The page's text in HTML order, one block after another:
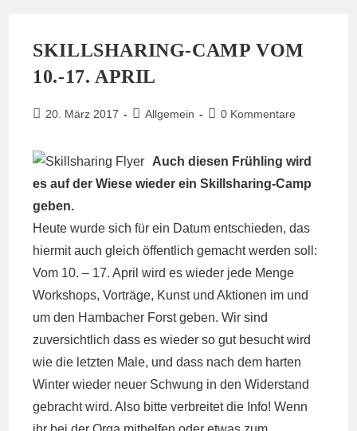
SKILLSHARING-CAMP VOM
10.-17. APRIL
Beitrag
20. März 2017
Beitrags-
Allgemein
Beitrags-
0 Kommentare
Auch diesen Frühling wird
es auf der Wiese wieder ein Skillsharing-Camp
geben.
Heute wurde sich für ein Datum entschieden, das
hiermit auch gleich öffentlich gemacht werden soll:
Vom 10. – 17. April wird es wieder jede Menge
Workshops, Vorträge, Kunst und Aktionen im und
um den Hambacher Forst geben. Wir sind
zuversichtlich dass es wieder so gut besucht wird
wie die letzten Male, und dass nach dem harten
Winter wieder neuer Schwung in den Widerstand
gebracht wird. Also bitte verbreitet die Info! Wenn